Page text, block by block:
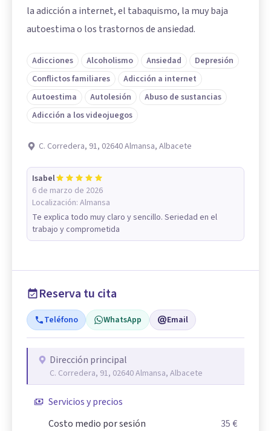
la adicción a internet, el tabaquismo, la muy baja
autoestima o los trastornos de ansiedad.
Adicciones Alcoholismo Ansiedad
Depresión
Conflictos familiares
Adicción a internet
Autoestima
Autolesión
Abuso de sustancias
Adicción a los videojuegos
C. Corredera, 91, 02640 Almansa, Albacete
Isabel
6 de marzo de 2026
Localización: Almansa
Te explica todo muy claro y sencillo. Seriedad en el
trabajo y comprometida
Reserva tu cita
Teléfono WhatsApp Email
Dirección principal
C. Corredera, 91, 02640 Almansa, Albacete
Servicios y precios
Costo medio por sesión
35 €